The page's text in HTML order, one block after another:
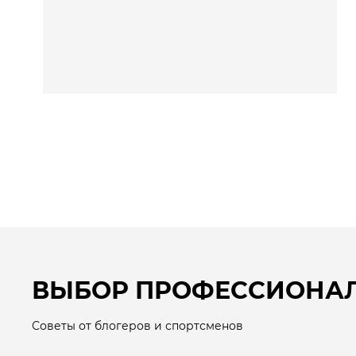
ВЫБОР
Советы от блогеров и спортсменов